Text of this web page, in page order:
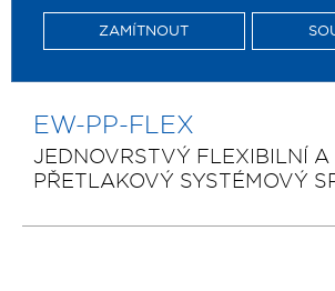
ZAMÍTNOUT
EW-PP-FLEX
JEDNOVRSTVÝ FLEXIBILNÍ A
PŘETLAKOVÝ SYSTÉMOVÝ